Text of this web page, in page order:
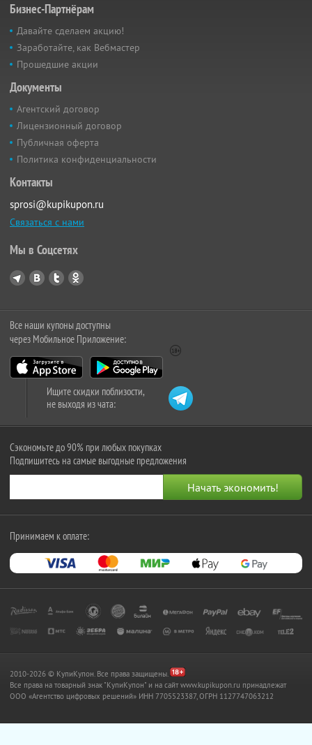
Бизнес-Партнёрам
Давайте сделаем акцию!
Заработайте, как Вебмастер
Прошедшие акции
Документы
Агентский договор
Лицензионный договор
Публичная оферта
Политика конфиденциальности
Контакты
sprosi@kupikupon.ru
Связаться с нами
Мы в Соцсетях
Все наши купоны доступны
через Мобильное Приложение:
Ищите скидки поблизости,
не выходя из чата:
Сэкономьте до 90% при любых покупках
Подпишитесь на самые выгодные предложения
Принимаем к оплате:
2010-2026 © КупиКупон. Все права защищены.
Все права на товарный знак "КупиКупон" и на сайт www.kupikupon.ru принадлежат
OOO «Агентство цифровых решений» ИНН 7705523387, ОГРН 1127747063212